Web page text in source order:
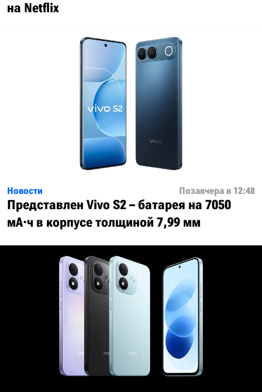
на Netflix
Новости Позавчера в 12:48
Представлен Vivo S2 – батарея на 7050
мА·ч в корпусе толщиной 7,99 мм